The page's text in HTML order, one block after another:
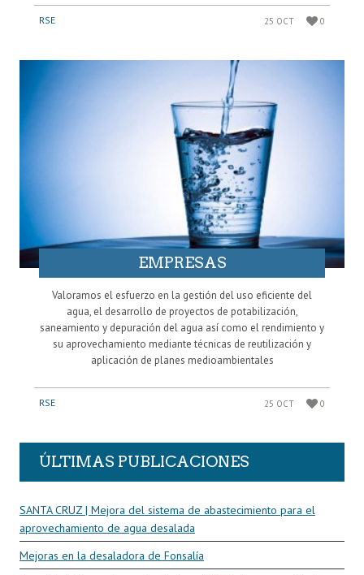
RSE 25 OCT 0
EMPRESAS
Valoramos el esfuerzo en la gestión del uso eficiente del
agua, el desarrollo de proyectos de potabilización,
saneamiento y depuración del agua así como el rendimiento y
su aprovechamiento mediante técnicas de reutilización y
aplicación de planes medioambientales
RSE 25 OCT 0
ÚLTIMAS PUBLICACIONES
SANTA CRUZ | Mejora del sistema de abastecimiento para el
aprovechamiento de agua desalada
Mejoras en la desaladora de Fonsalía